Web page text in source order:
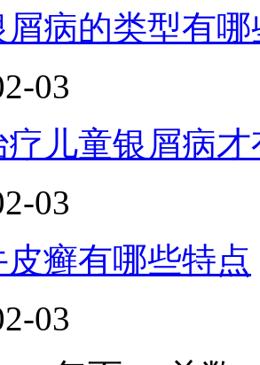
屑病的类型有哪
03
儿童银屑病才
03
皮癣有哪些特点
03